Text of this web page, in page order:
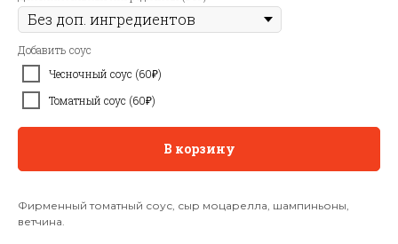
Добавить соус
Чесночный соус (60₽)
Томатный соус (60₽)
В корзину
Фирменный томатный соус, сыр моцарелла, шампиньоны,
ветчина.